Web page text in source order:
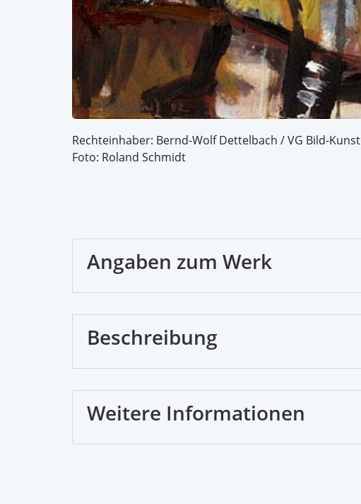
Rechteinhaber: Bernd-Wolf Dettelbach / VG Bild-Kunst
Foto: Roland Schmidt
Angaben zum Werk
Beschreibung
Weitere Informationen